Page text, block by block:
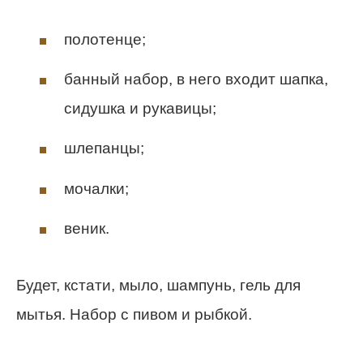
полотенце;
банный набор, в него входит шапка,
сидушка и рукавицы;
шлепанцы;
мочалки;
веник.
Будет, кстати, мыло, шампунь, гель для
мытья. Набор с пивом и рыбкой.